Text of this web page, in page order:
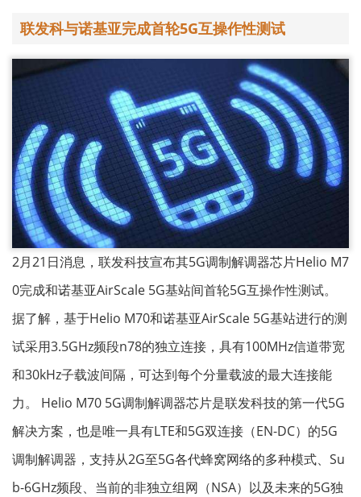
联发科与诺基亚完成首轮5G互操作性测试
2月21日消息，联发科技宣布其5G调制解调器芯片Helio M7
0完成和诺基亚AirScale 5G基站间首轮5G互操作性测试。
据了解，基于Helio M70和诺基亚AirScale 5G基站进行的测
试采用3.5GHz频段n78的独立连接，具有100MHz信道带宽
和30kHz子载波间隔，可达到每个分量载波的最大连接能
力。 Helio M70 5G调制解调器芯片是联发科技的第一代5G
解决方案，也是唯一具有LTE和5G双连接（EN-DC）的5G
调制解调器，支持从2G至5G各代蜂窝网络的多种模式、Su
b-6GHz频段、当前的非独立组网（NSA）以及未来的5G独